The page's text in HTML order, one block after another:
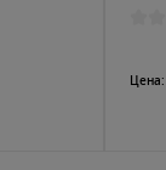
Цена: